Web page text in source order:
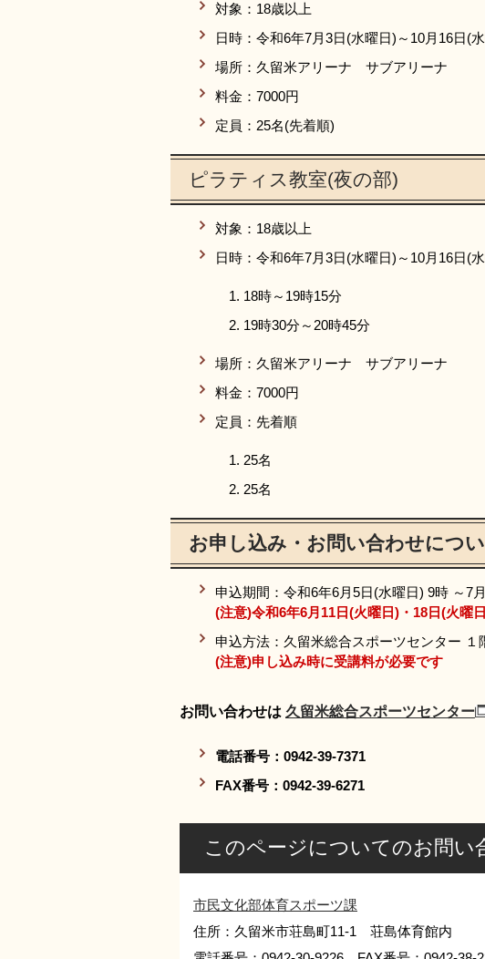
対象：18歳以上
日時：令和6年7月3日(水曜日)～10月16日
場所：久留米アリーナ サブアリーナ
料金：7000円
定員：25名(先着順)
ピラティス教室(夜の部)
対象：18歳以上
日時：令和6年7月3日(水曜日)～10月16日(
18時～19時15分
19時30分～20時45分
場所：久留米アリーナ サブアリーナ
料金：7000円
定員：先着順
25名
25名
お申し込み・お問い合わせにつ
申込期間：令和6年6月5日(水曜日) 9時 ～7
(注意)令和6年6月11日(火曜日)・18日(火曜
申込方法：久留米総合スポーツセンター
(注意)申し込み時に受講料が必要です
​お問い合わせは 久留米総合スポーツセンター
電話番号：0942-39-7371
FAX番号：0942-39-6271
このページについてのお問い
市民文化部体育スポーツ課
住所：久留米市荘島町11-1 荘島体育館内